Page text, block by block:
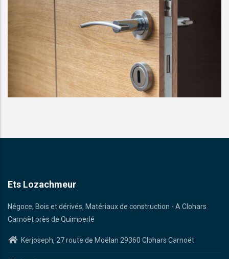
Ets Lozachmeur
Négoce, Bois et dérivés, Matériaux de construction - A Clohars
Carnoët près de Quimperlé
Kerjoseph, 27 route de Moëlan 29360 Clohars Carnoët